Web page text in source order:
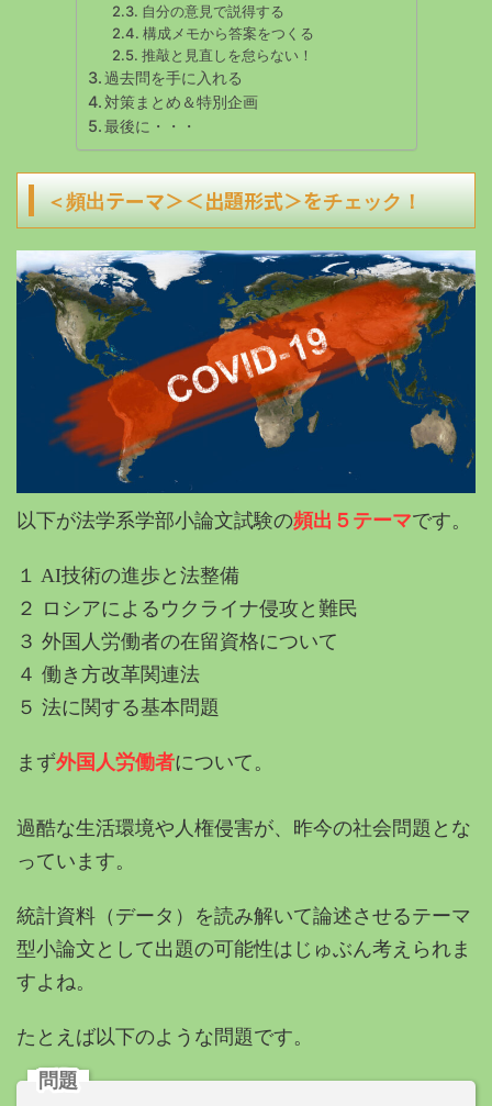
自分の意見で説得する
構成メモから答案をつくる
推敲と見直しを怠らない！
過去問を手に入れる
対策まとめ＆特別企画
最後に・・・
＜頻出テーマ＞＜出題形式＞をチェック！
以下が法学系学部小論文試験の頻出５テーマです。
１ AI技術の進歩と法整備
２ ロシアによるウクライナ侵攻と難民
３ 外国人労働者の在留資格について
４ 働き方改革関連法
５ 法に関する基本問題
まず外国人労働者について。
過酷な生活環境や人権侵害が、昨今の社会問題とな
っています。
統計資料（データ）を読み解いて論述させるテーマ
型小論文として出題の可能性はじゅぶん考えられま
すよね。
たとえば以下のような問題です。
問題